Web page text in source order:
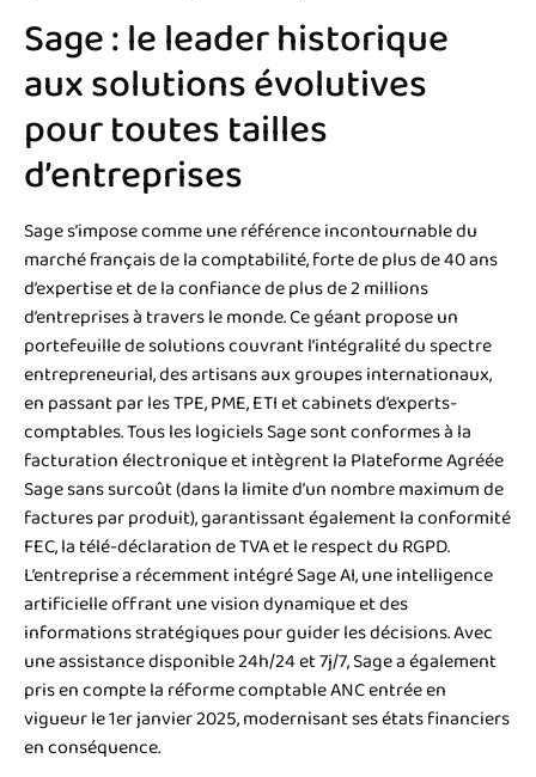
Sage : le leader historique
aux solutions évolutives
pour toutes tailles
d’entreprises
Sage s’impose comme une référence incontournable du
marché français de la comptabilité, forte de plus de 40 ans
d’expertise et de la confiance de plus de 2 millions
d’entreprises à travers le monde. Ce géant propose un
portefeuille de solutions couvrant l’intégralité du spectre
entrepreneurial, des artisans aux groupes internationaux,
en passant par les TPE, PME, ETI et cabinets d’experts-
comptables. Tous les logiciels Sage sont conformes à la
facturation électronique et intègrent la Plateforme Agréée
Sage sans surcoût (dans la limite d’un nombre maximum de
factures par produit), garantissant également la conformité
FEC, la télé-déclaration de TVA et le respect du RGPD.
L’entreprise a récemment intégré Sage AI, une intelligence
artificielle offrant une vision dynamique et des
informations stratégiques pour guider les décisions. Avec
une assistance disponible 24h/24 et 7j/7, Sage a également
pris en compte la réforme comptable ANC entrée en
vigueur le 1er janvier 2025, modernisant ses états financiers
en conséquence.